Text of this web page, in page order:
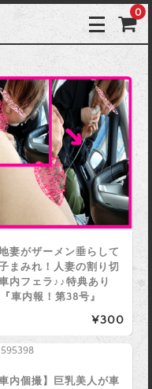
0
妻がザーメン垂らして
まみれ！人妻の割り切
内フェラ♪♪特典あり
車内報！第38号』
¥300
車内個撮】巨乳美人が車